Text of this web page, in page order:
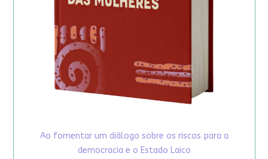
Ao fomentar um diálogo sobre os riscos para a
democracia e o Estado Laico